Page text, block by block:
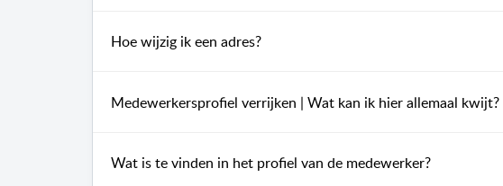
Hoe wijzig ik een adres?
Medewerkersprofiel verrijken | Wat kan ik hier allemaal kwijt?
Wat is te vinden in het profiel van de medewerker?